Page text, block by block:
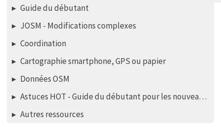
Guide du débutant
JOSM - Modifications complexes
Coordination
Cartographie smartphone, GPS ou papier
Données OSM
Astuces HOT - Guide du débutant pour les nouveaux mappers - éditeur iD
Autres ressources